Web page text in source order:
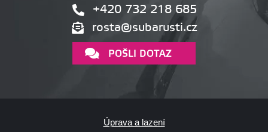
+420 732 218 685
rosta@subarusti.cz
POŠLI DOTAZ
Úprava a lazení